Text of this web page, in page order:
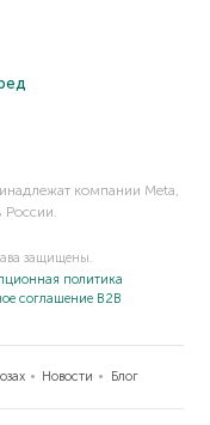
компании Meta,
России.
защищены.
политика
соглашение B2B
Новости Блог